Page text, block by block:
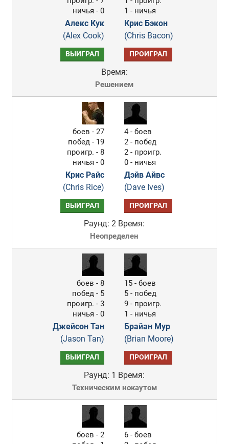
ничья - 0
Алекс Кук
(Alex Cook)
1 - ничья
Крис Бэкон
(Chris Bacon)
ВЫИГРАЛ ПРОИГРАЛ
Время:
Решением
боев - 27
побед - 19
проигр. - 8
ничья - 0
Крис Райс
(Chris Rice)
4 - боев
2 - побед
2 - проигр.
0 - ничья
Дэйв Айвс
(Dave Ives)
ВЫИГРАЛ ПРОИГРАЛ
Раунд: 2 Время:
Неопределен
боев - 8
побед - 5
проигр. - 3
ничья - 0
Джейсон Тан
(Jason Tan)
15 - боев
5 - побед
9 - проигр.
1 - ничья
Брайан Мур
(Brian Moore)
ВЫИГРАЛ ПРОИГРАЛ
Раунд: 1 Время:
Техническим нокаутом
боев - 2
6 - боев